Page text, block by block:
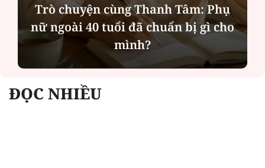
Hà Nội thu hút bác sĩ về trạm y tế,
tạo điều kiện để người dân tiếp cận
các dịch vụ y tế kỹ thuật cao
ĐỌC NHIỀU